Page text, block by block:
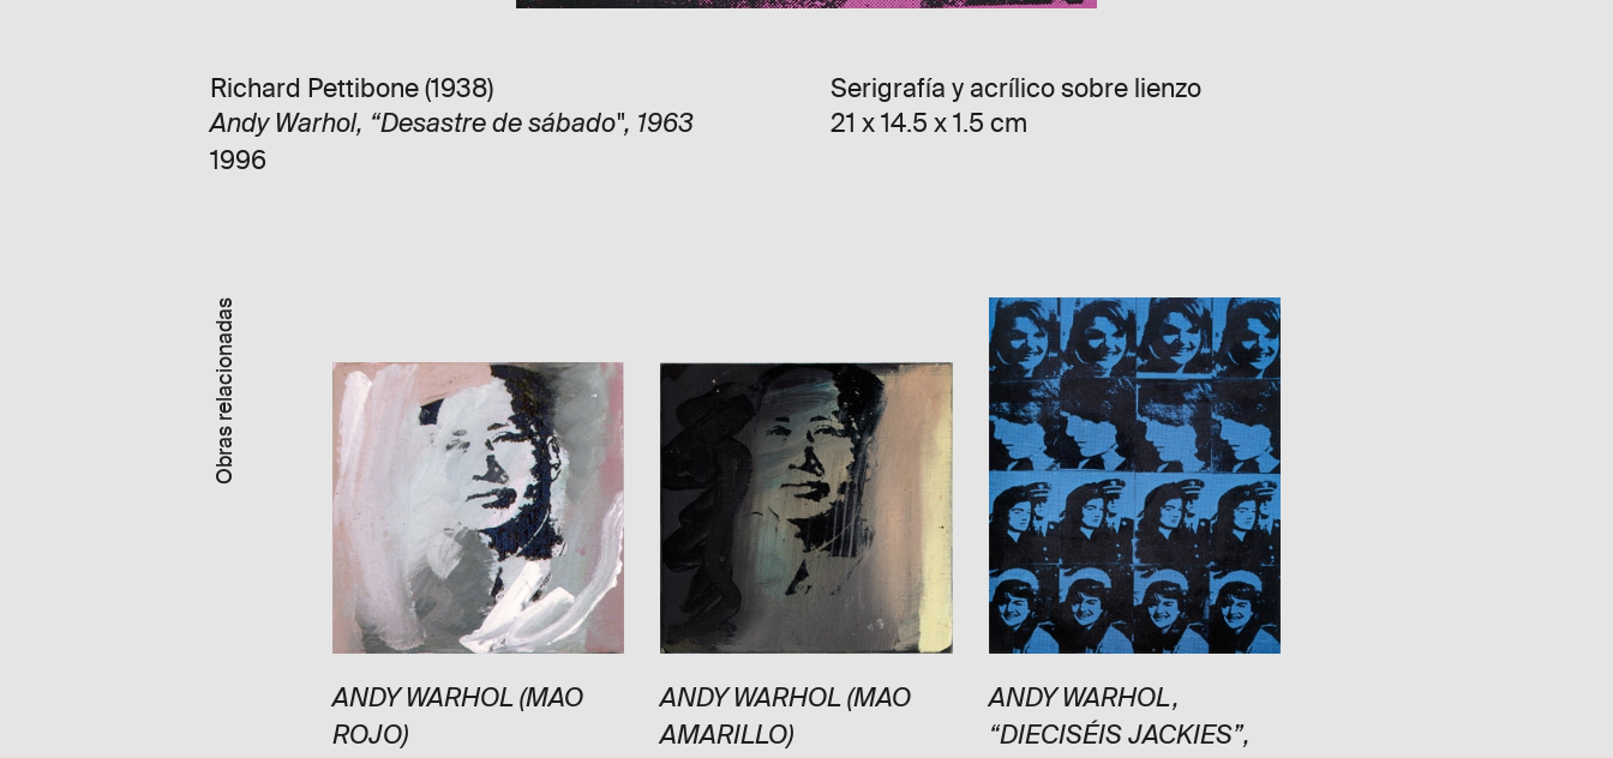
Richard Pettibone (1938)
Andy Warhol, “Desastre de sábado", 1963
1996
Serigrafía y acrílico sobre lienzo
21 x 14.5 x 1.5 cm
Obras relacionadas
ANDY WARHOL (MAO
ROJO)
ANDY WARHOL (MAO
AMARILLO)
ANDY WARHOL,
“DIECISÉIS JACKIES”,